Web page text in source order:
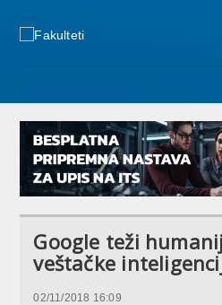
Google teži
veštačke
02/11/2018 16:09